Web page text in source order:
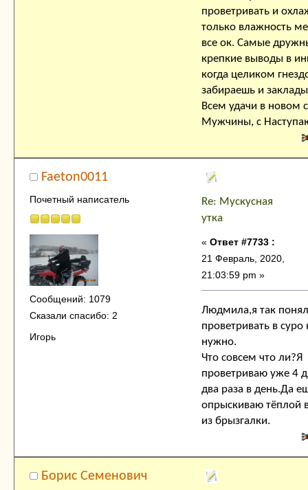
проветривать и
только влажность
все ок. Самые
крепкие выводы в
когда целиком
забираешь и
Всем удачи в новом
Мужчины, с
Faeton0011
Почетный написатель
Сообщений: 1079
Сказали спасибо: 2
Игорь
Re: Мускусная
утка
« Ответ #7733 :
21 Февраль, 2020,
21:03:59 pm »
Людмила,я так
проветривать в суро
нужно.
Что совсем что ли?Я
проветриваю уже 4
два раза в день.Да
опрыскиваю тёплой
из брызгалки.
Борис Семенович